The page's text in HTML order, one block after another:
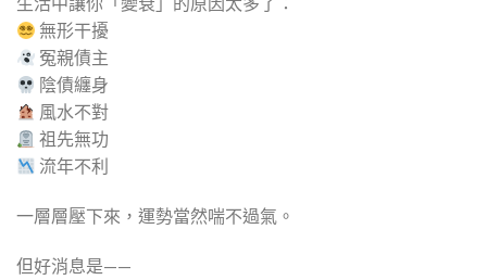
無形干擾
冤親債主
陰債纏身
風水不對
祖先無功
流年不利
一層層壓下來，運勢當然喘不過氣。
但好消息是——